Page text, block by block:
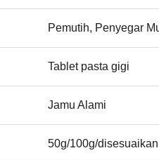
Pemutih, Penyegar
Tablet pasta gigi
Jamu Alami
50g/100g/disesuaikan